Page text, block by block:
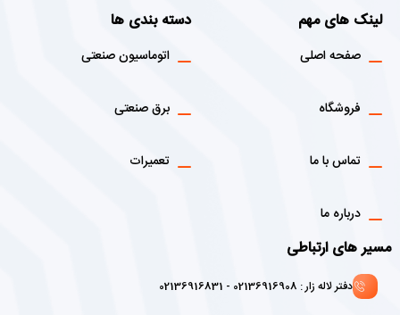
لینک های مهم
صفحه اصلی
فروشگاه
تماس با ما
درباره ما
دسته بندی ها
اتوماسیون صنعتی
برق صنعتی
تعمیرات
مسیر های ارتباطی
دفتر لاله زار : 02136916908 - 02136916831